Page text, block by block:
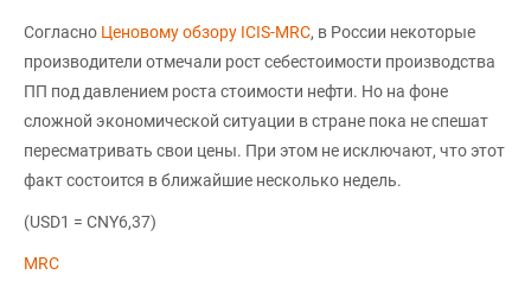
Согласно Ценовому обзору ICIS-MRC, в России некоторые
производители отмечали рост себестоимости производства
ПП под давлением роста стоимости нефти. Но на фоне
сложной экономической ситуации в стране пока не спешат
пересматривать свои цены. При этом не исключают, что этот
факт состоится в ближайшие несколько недель.
(USD1 = CNY6,37)
MRC